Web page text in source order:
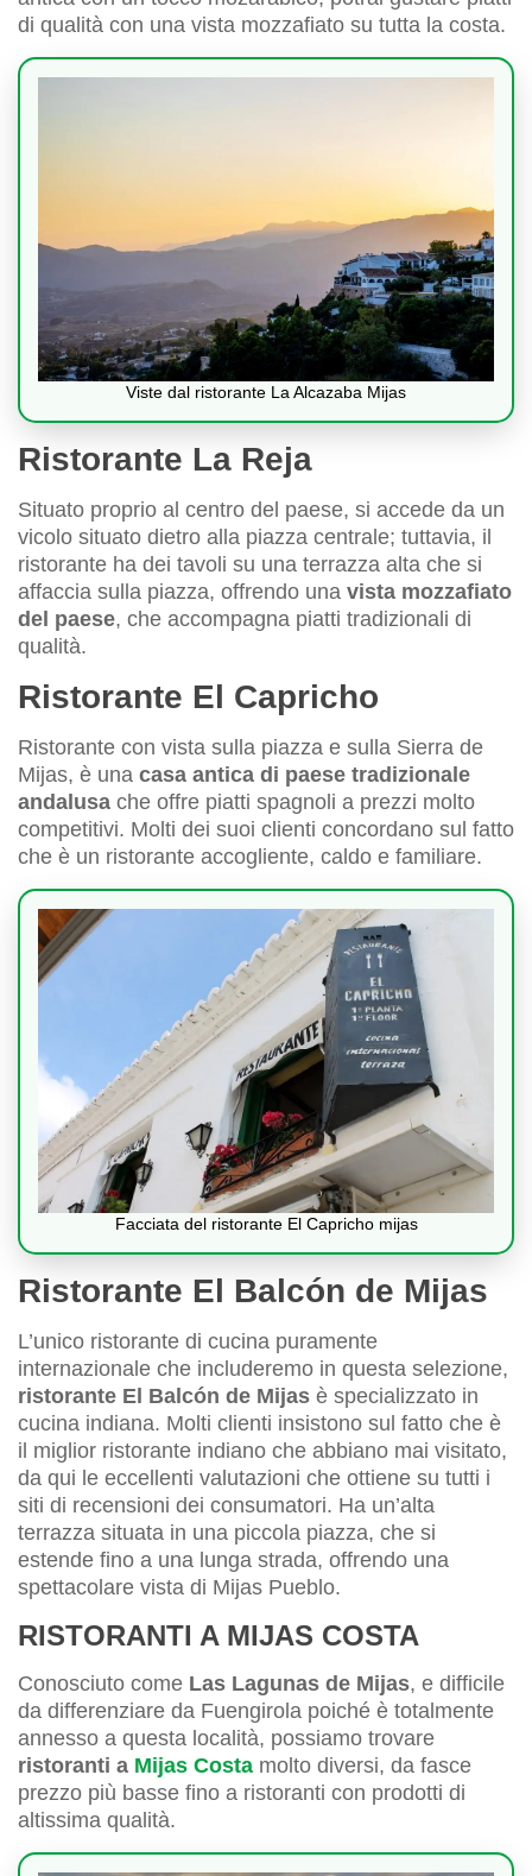
di qualità con una vista mozzafiato su tutta la costa.
Viste dal ristorante La Alcazaba Mijas
Ristorante La Reja
Situato proprio al centro del paese, si accede da un
vicolo situato dietro alla piazza centrale; tuttavia, il
ristorante ha dei tavoli su una terrazza alta che si
affaccia sulla piazza, offrendo una vista mozzafiato
del paese, che accompagna piatti tradizionali di
qualità.
Ristorante El Capricho
Ristorante con vista sulla piazza e sulla Sierra de
Mijas, è una casa antica di paese tradizionale
andalusa che offre piatti spagnoli a prezzi molto
competitivi. Molti dei suoi clienti concordano sul fatto
che è un ristorante accogliente, caldo e familiare.
Facciata del ristorante El Capricho mijas
Ristorante El Balcón de Mijas
L’unico ristorante di cucina puramente
internazionale che includeremo in questa selezione,
ristorante El Balcón de Mijas è specializzato in
cucina indiana. Molti clienti insistono sul fatto che è
il miglior ristorante indiano che abbiano mai visitato,
da qui le eccellenti valutazioni che ottiene su tutti i
siti di recensioni dei consumatori. Ha un’alta
terrazza situata in una piccola piazza, che si
estende fino a una lunga strada, offrendo una
spettacolare vista di Mijas Pueblo.
RISTORANTI A MIJAS COSTA
Conosciuto come Las Lagunas de Mijas, e difficile
da differenziare da Fuengirola poiché è totalmente
annesso a questa località, possiamo trovare
ristoranti a Mijas Costa molto diversi, da fasce
prezzo più basse fino a ristoranti con prodotti di
altissima qualità.